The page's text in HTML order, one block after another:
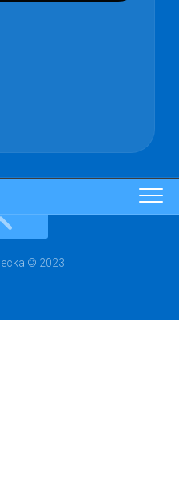
© 2023